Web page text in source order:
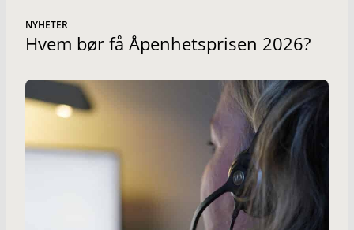
NYHETER
Hvem bør få Åpenhetsprisen 2026?